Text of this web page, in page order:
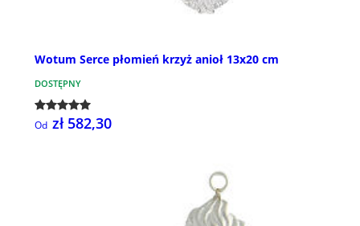
Wotum Serce płomień krzyż anioł 13x20 cm
DOSTĘPNY
Od zł 582,30